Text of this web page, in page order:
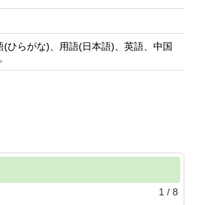
ひらがな)、用語(日本語)、英語、中国
1 / 8